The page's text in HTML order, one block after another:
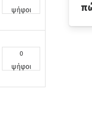
ψήφοι
0
ψήφοι